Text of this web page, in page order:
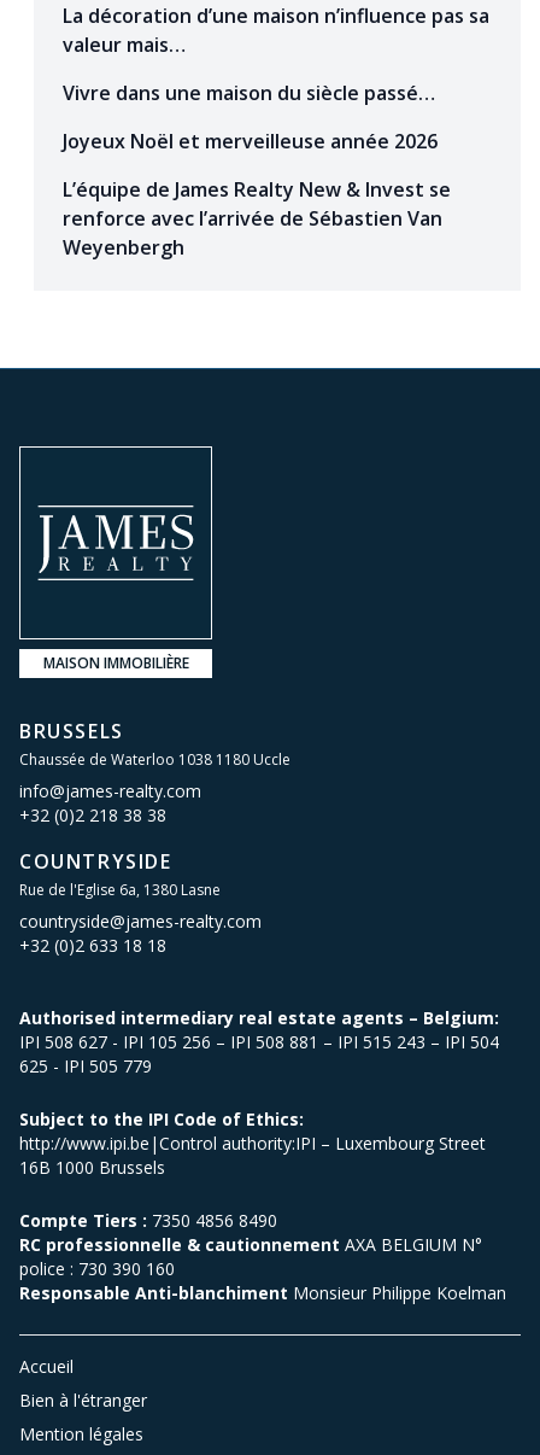
La décoration d’une maison n’influence pas sa
valeur mais…
Vivre dans une maison du siècle passé…
Joyeux Noël et merveilleuse année 2026
L’équipe de James Realty New & Invest se
renforce avec l’arrivée de Sébastien Van
Weyenbergh
MAISON IMMOBILIÈRE
BRUSSELS
Chaussée de Waterloo 1038 1180 Uccle
info@james-realty.com
+32 (0)2 218 38 38
COUNTRYSIDE
Rue de l'Eglise 6a, 1380 Lasne
countryside@james-realty.com
+32 (0)2 633 18 18
Authorised intermediary real estate agents – Belgium:
IPI 508 627 - IPI 105 256 – IPI 508 881 – IPI 515 243 – IPI 504
625 - IPI 505 779
Subject to the IPI Code of Ethics:
http://www.ipi.be|Control authority:IPI – Luxembourg Street
16B 1000 Brussels
Compte Tiers : 7350 4856 8490
RC professionnelle & cautionnement AXA BELGIUM N°
police : 730 390 160
Responsable Anti-blanchiment Monsieur Philippe Koelman
Accueil
Bien à l'étranger
Mention légales